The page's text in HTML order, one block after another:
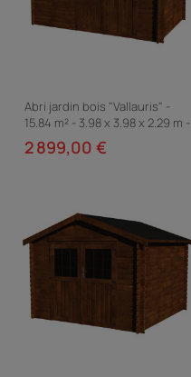
Abri jardin bois "Vallauris" -
15.84 m² - 3.98 x 3.98 x 2.29 m -
34 mm - Traité marron
2 899,00 €